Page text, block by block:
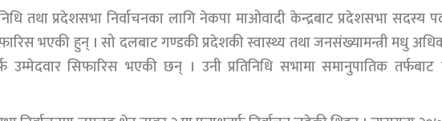
तथा प्रदेशसभा निर्वाचनका लागि नेकपा माओवादी केन्द्रबाट प्रदेशसभा सदस्य
भएकी हुन् । सो दलबाट गण्डकी प्रदेशकी स्वास्थ्य तथा जनसंख्यामन्त्री मधु
उम्मेदवार सिफारिस भएकी छन् । उनी प्रतिनिधि सभामा समानुपातिक तर्फबाट